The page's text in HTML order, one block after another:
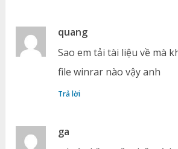
quang
Sao em tải tài liệu về mà
file winrar nào vậy anh
Trả lời
ga